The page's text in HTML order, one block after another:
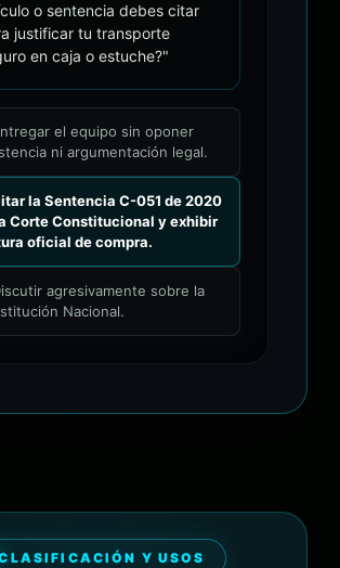
o sentencia debes citar
justificar tu transporte
en caja o estuche?"
el equipo sin oponer
ni argumentación legal.
la Sentencia C-051 de 2020
Corte Constitucional y exhibir
oficial de compra.
agresivamente sobre la
Nacional.
Y USOS